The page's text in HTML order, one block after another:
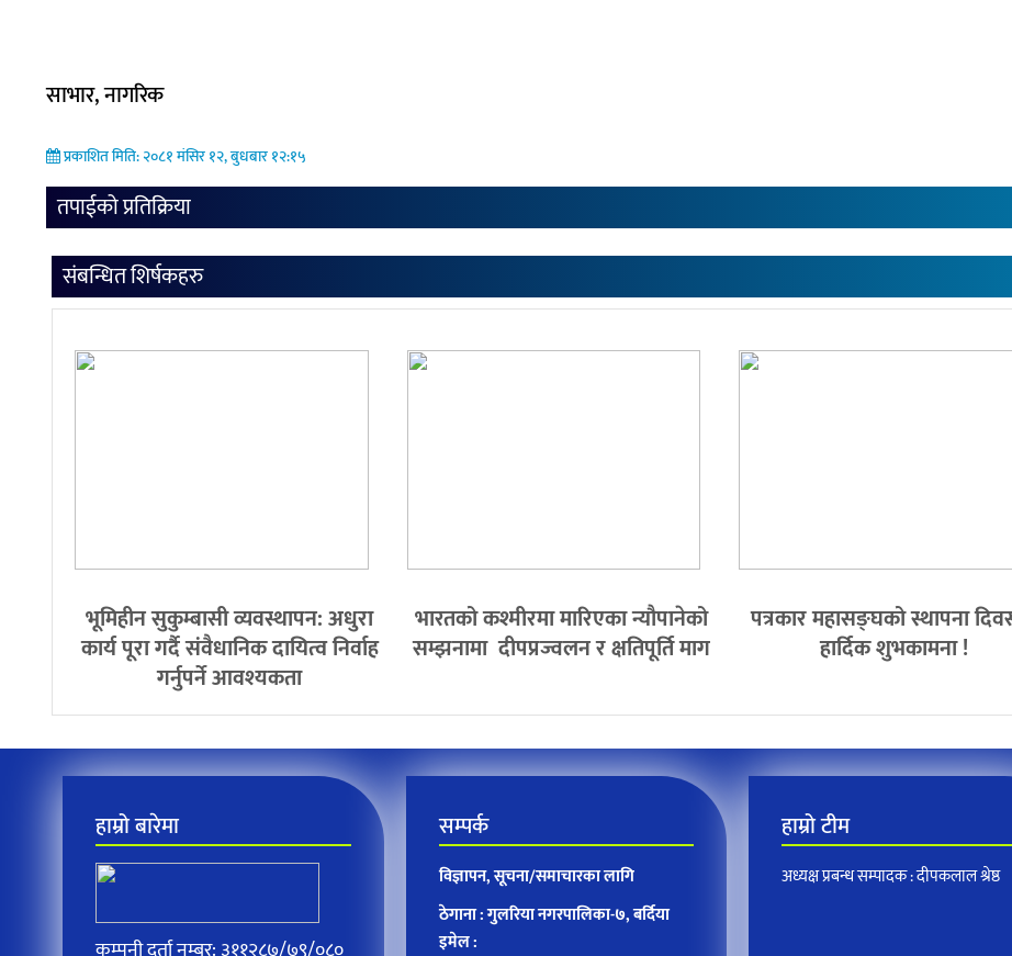
साभार, नागरिक
प्रकाशित मिति: २०८१ मंसिर १२, बुधबार १२:१५
तपाईको प्रतिक्रिया
संबन्धित शिर्षकहरु
भूमिहीन सुकुम्बासी व्यवस्थापन: अधुरा
कार्य पूरा गर्दै संवैधानिक दायित्व निर्वाह
गर्नुपर्ने आवश्यकता
भारतको कश्मीरमा मारिएका न्यौपानेको
सम्झनामा दीपप्रज्वलन र क्षतिपूर्ति माग
पत्रकार महासङ्घको स्थापना
हार्दिक शुभकामना !
हाम्रो बारेमा सम्पर्क
विज्ञापन, सूचना/समाचारका लागि
ठेगाना : गुलरिया नगरपालिका-७, बर्दिया
इमेल :
हाम्रो टीम
अध्यक्ष प्रबन्ध सम्पादक : दीपकलाल श्रेष्ठ